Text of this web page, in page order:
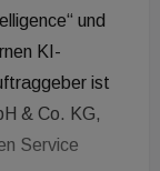
und
KI-
ist
& Co. KG,
Service